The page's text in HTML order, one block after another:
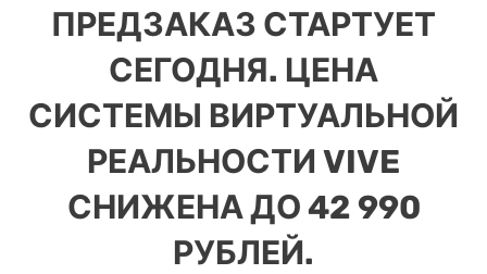
ПРЕДЗАКАЗ СТАРТУЕТ
СЕГОДНЯ. ЦЕНА
СИСТЕМЫ ВИРТУАЛЬНОЙ
РЕАЛЬНОСТИ VIVE
СНИЖЕНА ДО 42 990
РУБЛЕЙ.